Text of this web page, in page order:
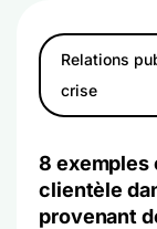
Relations
crise
8 exemples
clientèle
provenant